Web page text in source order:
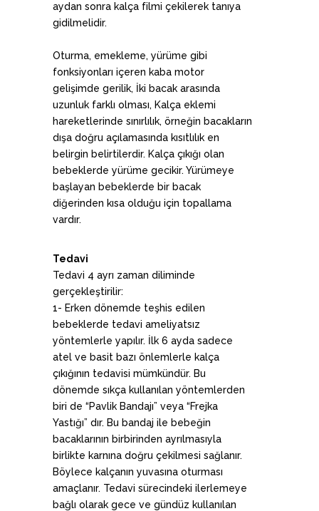
aydan sonra kalça filmi çekilerek tanıya
gidilmelidir.
Oturma, emekleme, yürüme gibi
fonksiyonları içeren kaba motor
gelişimde gerilik, İki bacak arasında
uzunluk farklı olması, Kalça eklemi
hareketlerinde sınırlılık, örneğin bacakların
dışa doğru açılamasında kısıtlılık en
belirgin belirtilerdir. Kalça çıkığı olan
bebeklerde yürüme gecikir. Yürümeye
başlayan bebeklerde bir bacak
diğerinden kısa olduğu için topallama
vardır.
Tedavi
Tedavi 4 ayrı zaman diliminde
gerçekleştirilir:
1- Erken dönemde teşhis edilen
bebeklerde tedavi ameliyatsız
yöntemlerle yapılır. İlk 6 ayda sadece
atel ve basit bazı önlemlerle kalça
çıkığının tedavisi mümkündür. Bu
dönemde sıkça kullanılan yöntemlerden
biri de “Pavlik Bandajı” veya “Frejka
Yastığı” dır. Bu bandaj ile bebeğin
bacaklarının birbirinden ayrılmasıyla
birlikte karnına doğru çekilmesi sağlanır.
Böylece kalçanın yuvasına oturması
amaçlanır. Tedavi sürecindeki ilerlemeye
bağlı olarak gece ve gündüz kullanılan